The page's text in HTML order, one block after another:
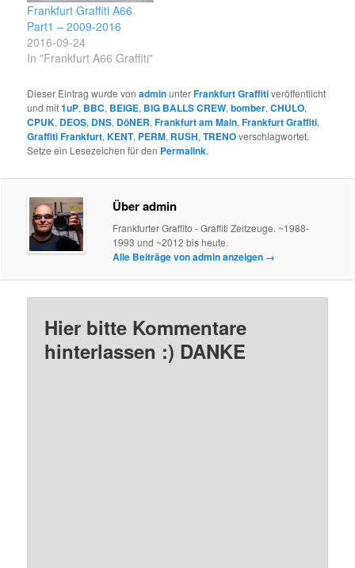
Frankfurt Graffiti A66
Part1 – 2009-2016
2016-09-24
In "Frankfurt A66 Graffiti"
Dieser Eintrag wurde vonadminunterFrankfurt Graffitiveröffentlicht
und mit1uP, BBC, BEIGE, BIG BALLS CREW,bomber,CHULO,
CPUK, DEOS, DNS, DöNER,Frankfurt am Main,Frankfurt Graffiti,
Graffiti Frankfurt,KENT, PERM, RUSH,TRENOverschlagwortet.
Setze ein Lesezeichen für den Permalink.
Über admin
Frankfurter Graffito - Graffiti Zeitzeuge. ~1988-
1993 und ~2012 bis heute.
Alle Beiträge von admin anzeigen →
Hier bitte Kommentare
hinterlassen :) DANKE